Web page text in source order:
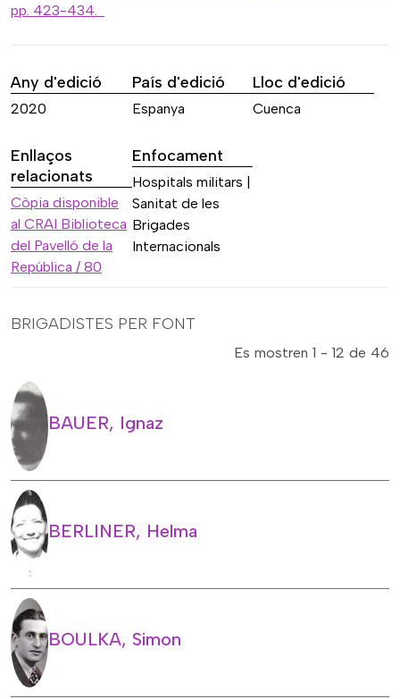
pp. 423-434.
Any d'edició
2020
País d'edició
Espanya
Lloc d'edició
Cuenca
Enllaços
relacionats
Còpia disponible
al CRAI Biblioteca
del Pavelló de la
República / 80
Enfocament
Hospitals militars |
Sanitat de les
Brigades
Internacionals
BRIGADISTES PER FONT
Es mostren 1 - 12 de 46
BAUER, Ignaz
BERLINER, Helma
BOULKA, Simon